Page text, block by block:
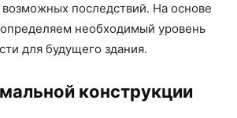
последствий. На основе
необходимый уровень
для будущего здания.
конструкции